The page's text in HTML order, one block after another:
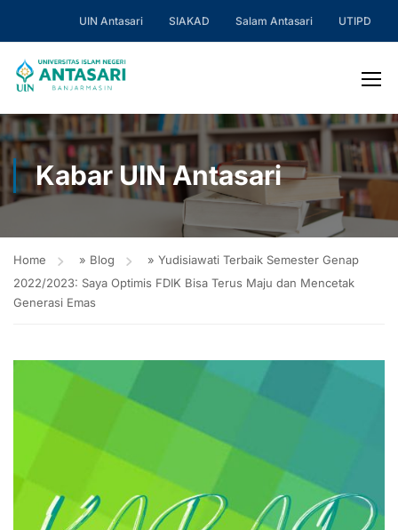
UIN Antasari SIAKAD Salam Antasari UTIPD
Kabar UIN Antasari
Home » Blog » Yudisiawati Terbaik Semester Genap
2022/2023: Saya Optimis FDIK Bisa Terus Maju dan Mencetak
Generasi Emas